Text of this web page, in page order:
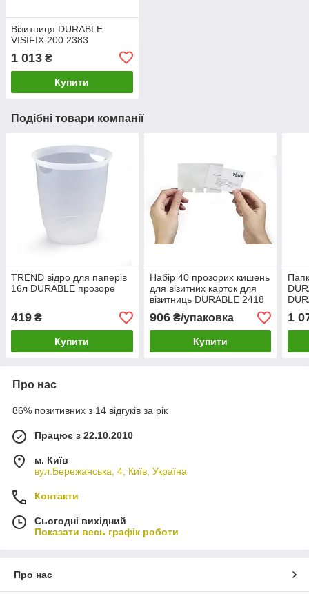
Візитниця DURABLE
VISIFIX 200 2383
1 013 ₴
Купити
Подібні товари компанії
TREND відро для паперів
16л DURABLE прозоре
419 ₴
Купити
Набір 40 прозорих кишень
для візитних карток для
візитниць DURABLE 2418
906₴/упаковка
Купити
шт
1
Про нас
86% позитивних з 14 відгуків за рік
Працює з 22.10.2010
м. Київ
вул.Бережанська, 4, Київ, Україна
Контакти
Сьогодні вихідний
Показати весь графік роботи
Про нас